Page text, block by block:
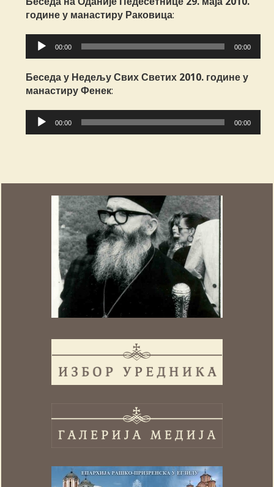
године у манастиру Раковица:
Прегледач
звучних
00:00 00:00
Беседа у Недељу Свих Светих 2010. године у
манастиру Фенек:
Прегледач
звучних
00:00 00:00